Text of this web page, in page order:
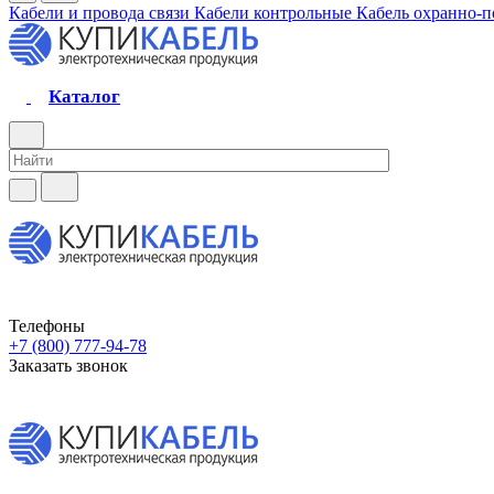
Кабели и провода связи Кабели контрольные Кабель охранно-
Каталог
Телефоны
+7 (800) 777-94-78
Заказать звонок